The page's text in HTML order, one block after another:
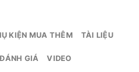
KIỆN MUA THÊM TÀI LIỆU
GIÁ VIDEO